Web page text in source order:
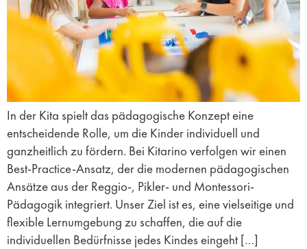
In der Kita spielt das pädagogische Konzept eine
entscheidende Rolle, um die Kinder individuell und
ganzheitlich zu fördern. Bei Kitarino verfolgen wir einen
Best-Practice-Ansatz, der die modernen pädagogischen
Ansätze aus der Reggio-, Pikler- und Montessori-
Pädagogik integriert. Unser Ziel ist es, eine vielseitige und
flexible Lernumgebung zu schaffen, die auf die
individuellen Bedürfnisse jedes Kindes eingeht […]